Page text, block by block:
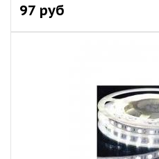
97 руб